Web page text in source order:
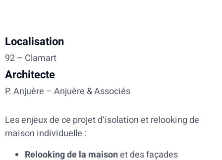
Localisation
92 – Clamart
Architecte
P. Anjuère – Anjuère & Associés
Les enjeux de ce projet d’isolation et relooking de
maison individuelle :
Relooking de la maisonet des façades